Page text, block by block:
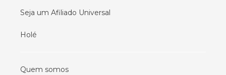
Seja um Afiliado Universal
Holé
Quem somos